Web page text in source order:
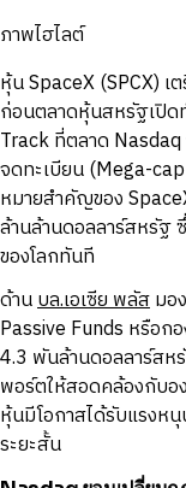
ภาพไฮไลต์
หุ้น SpaceX (SPCX)
ก่อนตลาดหุ้นสหรัฐเปิด
Track ที่ตลาด
จดทะเบียน (Mega-
หมายสำคัญของ
ล้านล้านดอลลาร์สหรัฐ
ของโลกทันที
ด้านบล.เอเซีย พลัสมอ
Passive Funds หรือก
4.3 พันล้านดอลลาร์สห
พอร์ตให้สอดคล้องกับอ
หุ้นมีโอกาสได้รับแรงห
ระยะสั้น